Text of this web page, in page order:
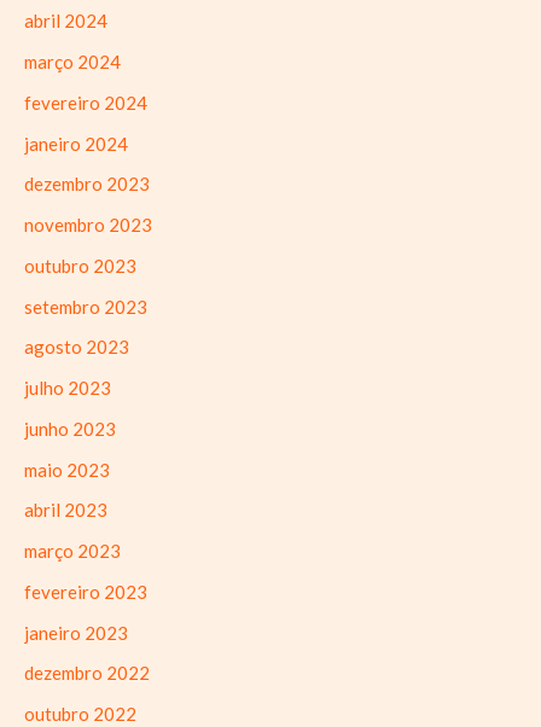
abril 2024
março 2024
fevereiro 2024
janeiro 2024
dezembro 2023
novembro 2023
outubro 2023
setembro 2023
agosto 2023
julho 2023
junho 2023
maio 2023
abril 2023
março 2023
fevereiro 2023
janeiro 2023
dezembro 2022
outubro 2022